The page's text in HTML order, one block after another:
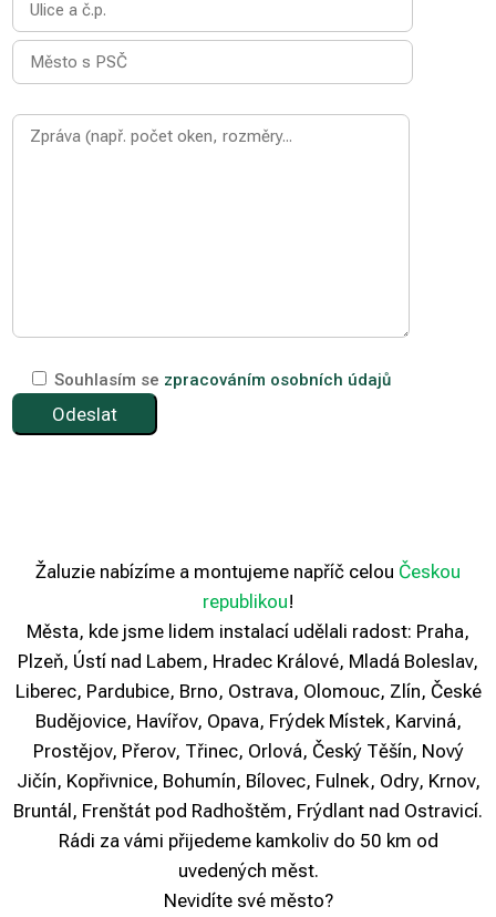
Souhlasím se zpracováním osobních údajů
Žaluzie nabízíme a montujeme napříč celou Českou
republikou!
Města, kde jsme lidem instalací udělali radost: Praha,
Plzeň, Ústí nad Labem, Hradec Králové, Mladá Boleslav,
Liberec, Pardubice, Brno, Ostrava, Olomouc, Zlín, České
Budějovice, Havířov, Opava, Frýdek Místek, Karviná,
Prostějov, Přerov, Třinec, Orlová, Český Těšín, Nový
Jičín, Kopřivnice, Bohumín, Bílovec, Fulnek, Odry, Krnov,
Bruntál, Frenštát pod Radhoštěm, Frýdlant nad Ostravicí.
Rádi za vámi přijedeme kamkoliv do 50 km od
uvedených měst.
Nevidíte své město?